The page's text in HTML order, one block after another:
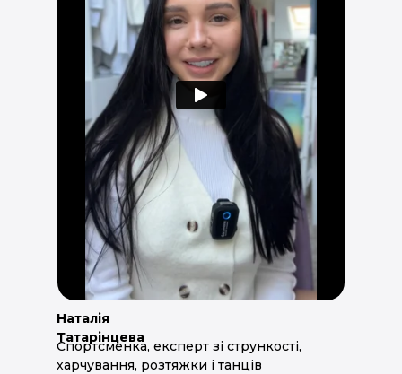
Наталія
Татарінцева
Спортсменка, експерт зі стрункості,
харчування, розтяжки і танців